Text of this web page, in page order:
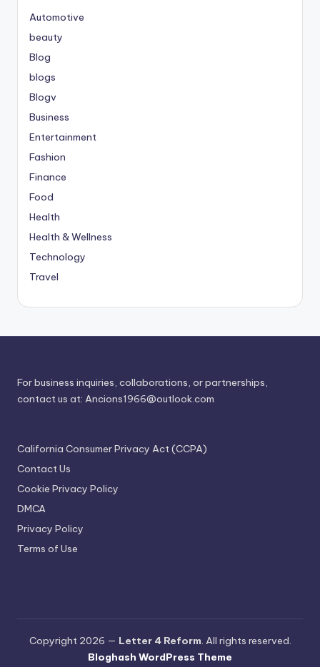
Automotive
beauty
Blog
blogs
Blogv
Business
Entertainment
Fashion
Finance
Food
Health
Health & Wellness
Technology
Travel
For business inquiries, collaborations, or partnerships,
contact us at: Ancions1966@outlook.com
California Consumer Privacy Act (CCPA)
Contact Us
Cookie Privacy Policy
DMCA
Privacy Policy
Terms of Use
Copyright 2026 — Letter 4 Reform. All rights reserved.
Bloghash WordPress Theme